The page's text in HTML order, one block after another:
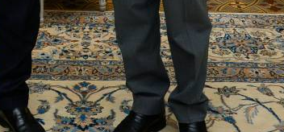
Шарль Леклер вновь
Ferrari набирает
паузой
SBM и Be Safe
партнёрство ради
летних ночей